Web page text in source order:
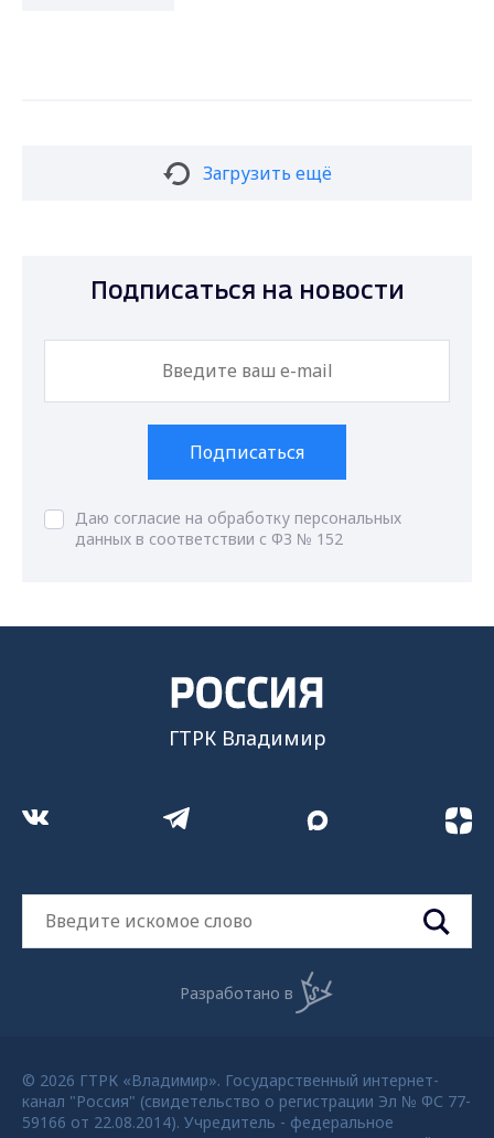
Загрузить ещё
Подписаться на новости
Подписаться
Даю согласие на обработку персональных
данных в соответствии с ФЗ № 152
ГТРК Владимир
Разработано в
© 2026 ГТРК «Владимир». Государственный интернет-
канал "Россия" (свидетельство о регистрации Эл № ФС 77-
59166 от 22.08.2014). Учредитель - федеральное